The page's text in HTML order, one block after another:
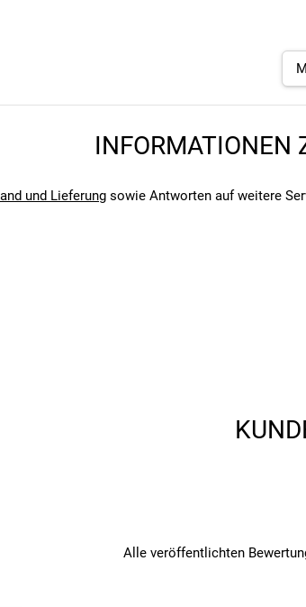
zwischen den angegebenen- und den
INFORMATIONEN
und Lieferungsowie Antworten auf weitere
Alle veröffentlichten